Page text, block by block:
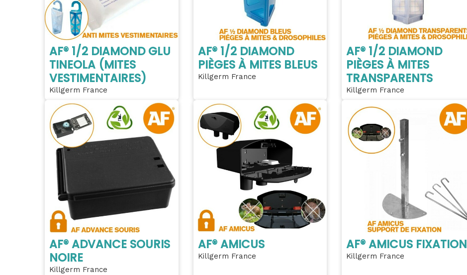
AF® 1/2 DIAMOND GLU
TINEOLA (MITES
VESTIMENTAIRES)
Killgerm France
AF® 1/2 DIAMOND
PIÈGES À MITES BLEUS
Killgerm France
AF® 1/2 DIAMOND
PIÈGES À MITES
TRANSPARENTS
Killgerm France
AF® ADVANCE SOURIS
NOIRE
Killgerm France
AF® AMICUS
Killgerm France
AF® AMICUS FIXATION
Killgerm France